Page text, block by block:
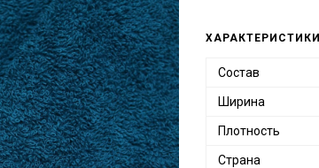
ХАРАКТЕРИСТИКИ
Состав
Ширина
Плотность
Страна